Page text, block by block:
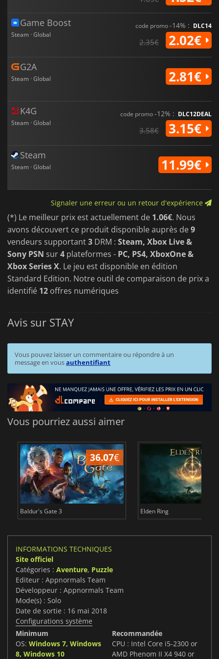
Game Boost
Steam · Global
code promo-14% : DLC14
2.35€ 2.02€
G2A
Steam · Global 2.81€
K4G
Steam · Global
code promo-12% : DLC12DEAL
3.58€ 3.15€
Steam
Steam · Global 11.99€
Signaler une erreur ou un retour d'expérience
(*) Le meilleur prix est actuellement de 1.06€. Nous
avons découvert ce produit disponible auprès de9
vendeurs supportant3 DRM : Steam, Xbox Live &
Sony PSN sur4 plateformes - PC, PS4, XboxOne &
Xbox Series X. Le jeu est disponible en édition
Standard Edition. Notre outil de comparaison de prix a
identifié 12 offres numériques
Avis sur STAY
Vous pouvez laisser un commentaire ou répondre à un
message en vousauthentifiant
Vous pourriez aussi aimer
36.07€
Baldur's Gate 3 Elden Ring
INFORMATIONS TECHNIQUES
Site officiel
Catégories : Aventure, Puzzle
Editeur : Appnormals Team
Développeur : Appnormals Team
Mode(s) : Solo
Date de sortie : 16 mai 2018
Configurations système
Minimum
OS: Windows 7, Windows
8, Windows 10
Recommandée
CPU : Intel Core i5-2300 or
AMD Phenom II X4 940 or